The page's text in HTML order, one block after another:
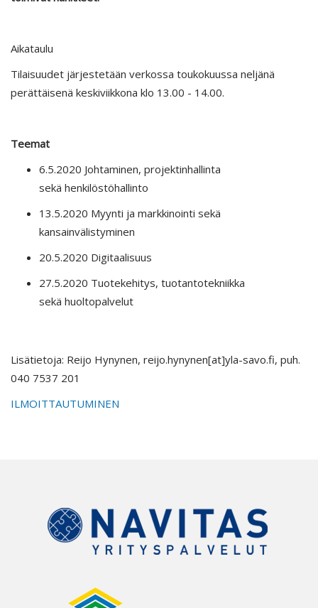
Aikataulu
Tilaisuudet järjestetään verkossa toukokuussa neljänä
perättäisenä keskiviikkona klo 13.00 - 14.00.
Teemat
6.5.2020 Johtaminen, projektinhallinta
sekä henkilöstöhallinto
13.5.2020 Myynti ja markkinointi sekä
kansainvälistyminen
20.5.2020 Digitaalisuus
27.5.2020 Tuotekehitys, tuotantotekniikka
sekä huoltopalvelut
Lisätietoja: Reijo Hynynen, reijo.hynynen[at]yla-savo.fi, puh.
040 7537 201
ILMOITTAUTUMINEN